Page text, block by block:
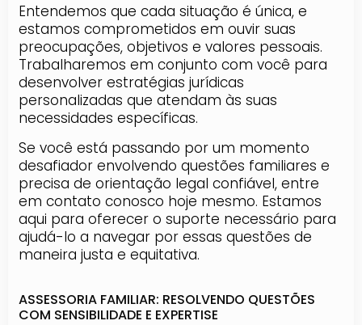
Entendemos que cada situação é única, e
estamos comprometidos em ouvir suas
preocupações, objetivos e valores pessoais.
Trabalharemos em conjunto com você para
desenvolver estratégias jurídicas
personalizadas que atendam às suas
necessidades específicas.
Se você está passando por um momento
desafiador envolvendo questões familiares e
precisa de orientação legal confiável, entre
em contato conosco hoje mesmo. Estamos
aqui para oferecer o suporte necessário para
ajudá-lo a navegar por essas questões de
maneira justa e equitativa.
ASSESSORIA FAMILIAR: RESOLVENDO QUESTÕES
COM SENSIBILIDADE E EXPERTISE